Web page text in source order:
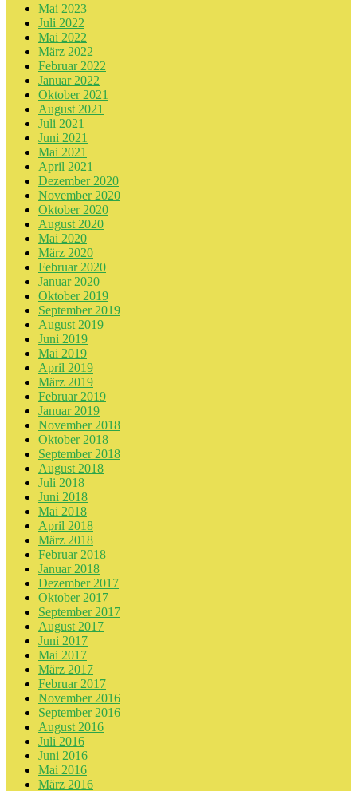
Mai 2023
Juli 2022
Mai 2022
März 2022
Februar 2022
Januar 2022
Oktober 2021
August 2021
Juli 2021
Juni 2021
Mai 2021
April 2021
Dezember 2020
November 2020
Oktober 2020
August 2020
Mai 2020
März 2020
Februar 2020
Januar 2020
Oktober 2019
September 2019
August 2019
Juni 2019
Mai 2019
April 2019
März 2019
Februar 2019
Januar 2019
November 2018
Oktober 2018
September 2018
August 2018
Juli 2018
Juni 2018
Mai 2018
April 2018
März 2018
Februar 2018
Januar 2018
Dezember 2017
Oktober 2017
September 2017
August 2017
Juni 2017
Mai 2017
März 2017
Februar 2017
November 2016
September 2016
August 2016
Juli 2016
Juni 2016
Mai 2016
März 2016